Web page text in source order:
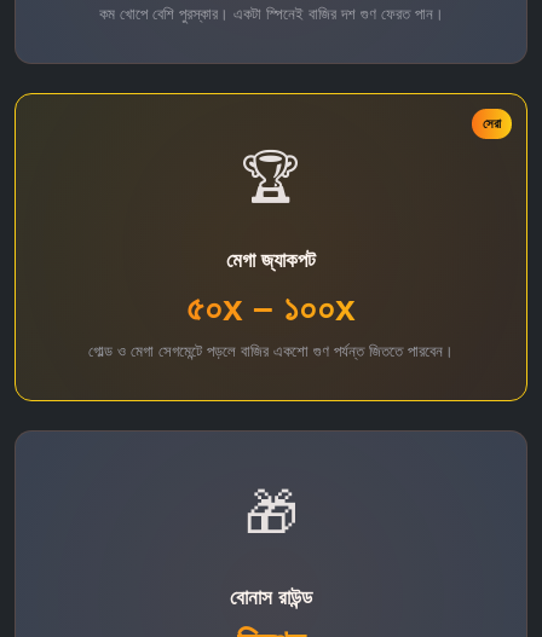
কম খোপে বেশি পুরস্কার। একটা স্পিনেই বাজির দশ গুণ ফেরত পান।
সেরা
🏆
মেগা জ্যাকপট
৫০x – ১০০x
গোল্ড ও মেগা সেগমেন্টে পড়লে বাজির একশো গুণ পর্যন্ত জিততে পারবেন।
🎁
বোনাস রাউন্ড